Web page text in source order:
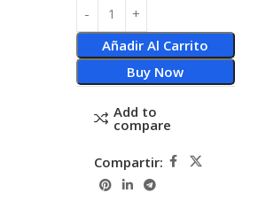
Añadir Al Carrito
Buy Now
Add to
compare
Compartir: